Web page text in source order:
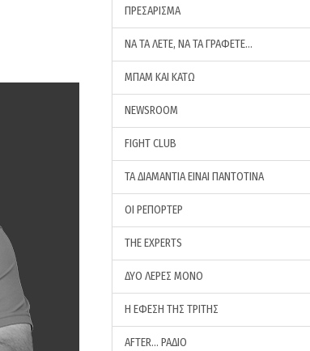
ΠΡΕΣΑΡΙΣΜΑ
ΝΑ ΤΑ ΛΕΤΕ, ΝΑ ΤΑ ΓΡΑΦΕΤΕ…
ΜΠΑΜ ΚΑΙ ΚΑΤΩ
NEWSROOM
FIGHT CLUB
ΤΑ ΔΙΑΜΑΝΤΙΑ ΕΙΝΑΙ ΠΑΝΤΟΤΙΝΑ
ΟΙ ΡΕΠΟΡΤΕΡ
THE EXPERTS
ΔΥΟ ΛΕΡΕΣ ΜΟΝΟ
Η ΕΦΕΣΗ ΤΗΣ ΤΡΙΤΗΣ
AFTER… ΡΑΔΙΟ